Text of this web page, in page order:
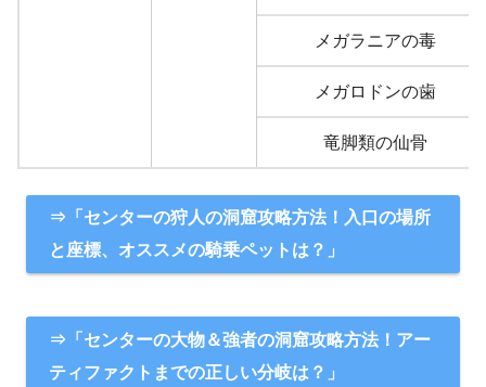
メガラニアの毒
メガロドンの歯
竜脚類の仙骨
⇒「センターの狩人の洞窟攻略方法！入口の場所
と座標、オススメの騎乗ペットは？」
⇒「センターの大物＆強者の洞窟攻略方法！アー
ティファクトまでの正しい分岐は？」